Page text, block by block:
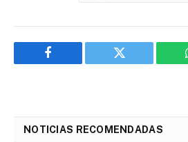
Facebook Twitter
NOTICIAS RECOMENDADAS